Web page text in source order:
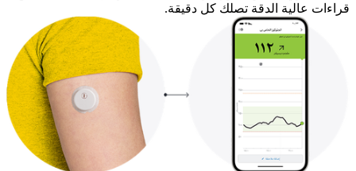
قراءات عالية الدقة تصلك كل دقيقة.